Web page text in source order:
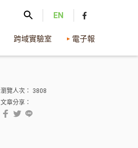
跨域實驗室 電子報
EN
瀏覽人次： 3808
文章分享：